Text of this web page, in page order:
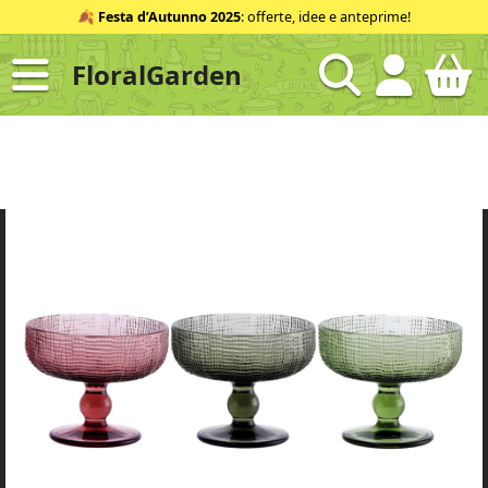
al
contenuto
ID
🍂 Festa d’Autunno 2025: offerte, idee e anteprime!
FloralGarden